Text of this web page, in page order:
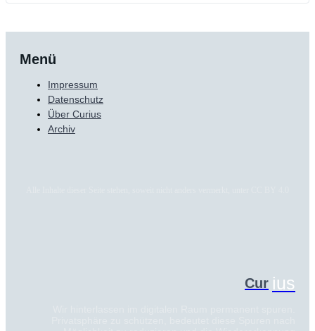
Menü
Impressum
Datenschutz
Über Curius
Archiv
Cur ius